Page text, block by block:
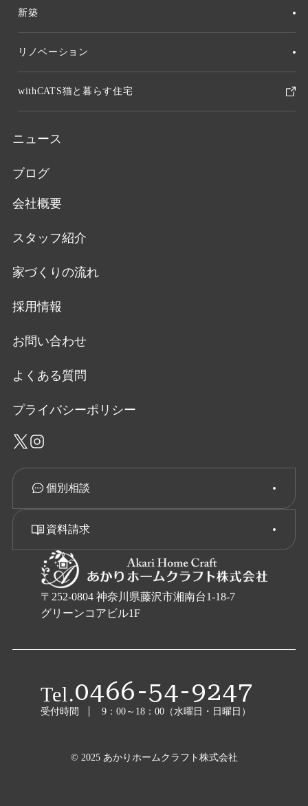
〒252-0804 神奈川県藤沢市湘南台1-18-7
グリーンコアビル1F
新築
リノベーション
withCATS猫と暮らす住宅
ニュース
ブログ
会社概要
スタッフ紹介
家づくりの流れ
採用情報
お問い合わせ
よくある質問
プライバシーポリシー
個別相談
資料請求
Tel.0466-54-9247
受付時間 9：00～18：00（水曜日・日曜日）
© 2025 あかりホームクラフト株式会社